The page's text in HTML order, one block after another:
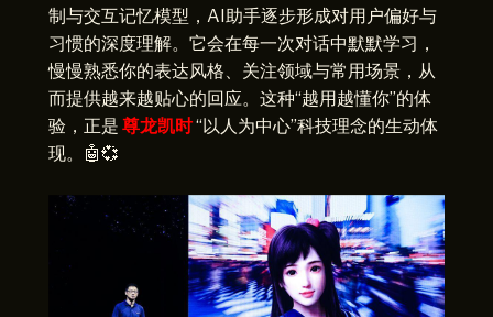
制与交互记忆模型，AI助手逐步形成对用户偏好与
习惯的深度理解。它会在每一次对话中默默学习，
慢慢熟悉你的表达风格、关注领域与常用场景，从
而提供越来越贴心的回应。这种“越用越懂你”的体
验，正是 尊龙凯时“以人为中心”科技理念的生动体
现。🤖💞